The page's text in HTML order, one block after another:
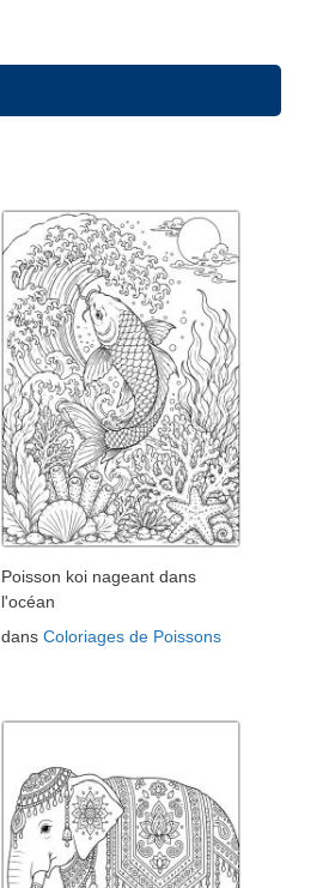
Poisson koi nageant dans
l'océan
dansColoriages de Poissons